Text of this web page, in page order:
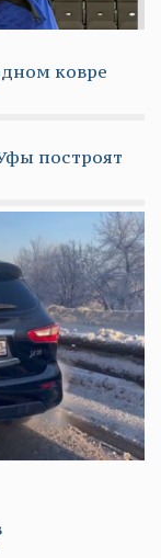
ковре
построят